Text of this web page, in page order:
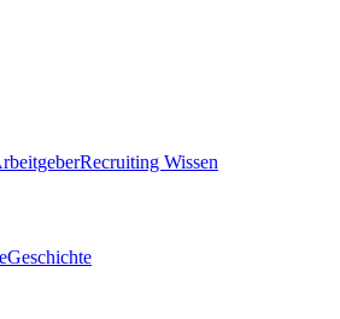
Recruiting Wissen
Geschichte